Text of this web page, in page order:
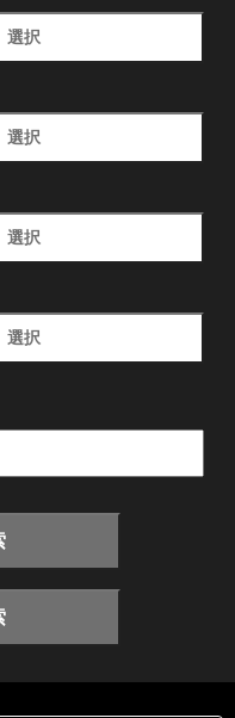
選択
選択
選択
選択